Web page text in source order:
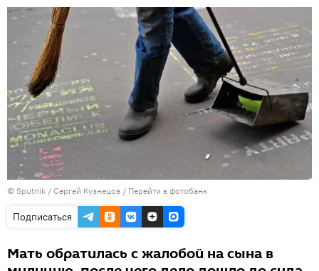
© Sputnik / Сергей Кузнецов / Перейти в фотобанк
Подписаться
Мать обратилась с жалобой на сына в